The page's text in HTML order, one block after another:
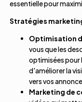
essentielle pour
Stratégies
Optimisation
vous que les
optimisées pour
d'améliorer la
vers vos
Marketing de